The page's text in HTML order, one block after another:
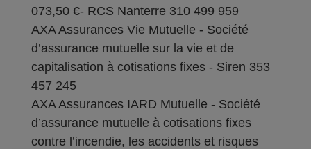
073,50 €- RCS Nanterre 310 499 959
AXA Assurances Vie Mutuelle - Société
d’assurance mutuelle sur la vie et de
capitalisation à cotisations fixes - Siren 353
457 245
AXA Assurances IARD Mutuelle - Société
d’assurance mutuelle à cotisations fixes
contre l’incendie, les accidents et risques